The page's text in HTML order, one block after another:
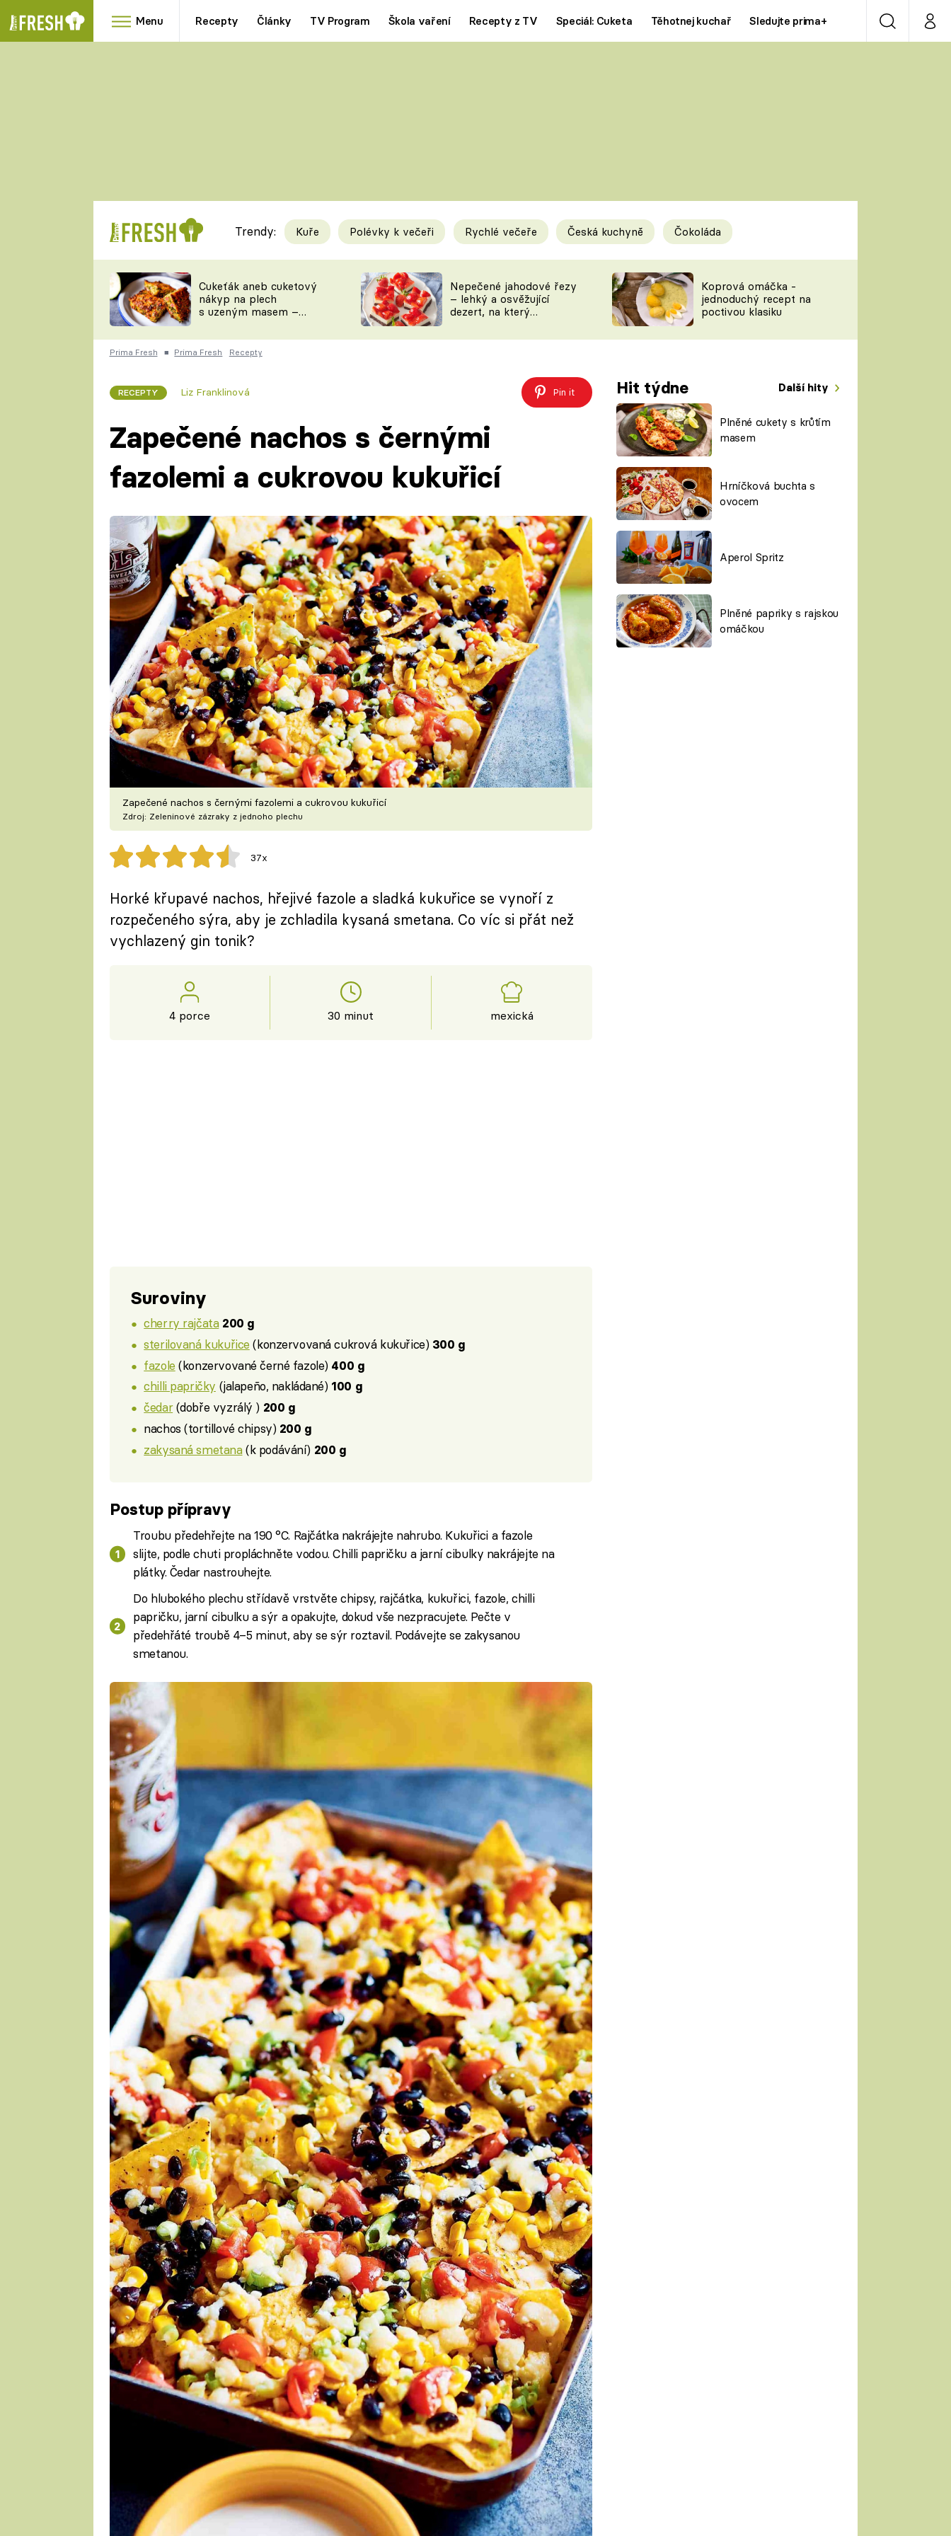
Menu Recepty Články TV Program Škola vaření Recepty z TV Speciál: Cuketa Těhotnej kuchař Sledujte prima+ VyhledáváníMůj
RYCHLOVKY
Videorecepty
TEĎ VAŘÍ ŠÉF!
ČESKO NA TALÍŘI
KUCHAŘKA
Tipy a triky
KAM ZA JÍDLEM
VYCHYTÁVKY
Novinky
ŠÉFREDAKTORKY
ČASOPIS
Prima LAJK
Sledujte nás
Trendy: Kuře Polévky k večeři Rychlé večeře Česká kuchyně Čokoláda
Cukeťák aneb cuketový
nákyp na plech
s uzeným masem –
zpracovat přerostlé
cukety
Nepečené jahodové řezy
– lehký a osvěžující
dezert, na který
Koprová omáčka -
jednoduchý recept na
poctivou klasiku
Prima Fresh ■ Prima Fresh Recepty
RECEPTY Liz Franklinová Pin it Hit týdne Další hity
Plněné cukety s krůtím
masem
Hrníčková buchta s
ovocem
Aperol Spritz
Plněné papriky s rajskou
omáčkou
Zapečené nachos s černými
fazolemi a cukrovou kukuřicí
Zapečené nachos s černými fazolemi a cukrovou kukuřicí
Zdroj: Zeleninové zázraky z jednoho plechu
37x
Horké křupavé nachos, hřejivé fazole a sladká kukuřice se vynoří z
rozpečeného sýra, aby je zchladila kysaná smetana. Co víc si přát než
vychlazený gin tonik?
4 porce 30 minut mexická
Suroviny
cherry rajčata 200 g
sterilovaná kukuřice (konzervovaná cukrová kukuřice) 300 g
fazole (konzervované černé fazole) 400 g
chilli papričky (jalapeño, nakládané) 100 g
čedar(dobře vyzrálý ) 200 g
nachos (tortillové chipsy) 200 g
zakysaná smetana(k podávání) 200 g
Postup přípravy
Troubu předehřejte na 190 °C. Rajčátka nakrájejte nahrubo. Kukuřici a fazole
slijte, podle chuti propláchněte vodou. Chilli papričku a jarní cibulky nakrájejte na
plátky. Čedar nastrouhejte.
Do hlubokého plechu střídavě vrstvěte chipsy, rajčátka, kukuřici, fazole, chilli
papričku, jarní cibulku a sýr a opakujte, dokud vše nezpracujete. Pečte v
předehřáté troubě 4–5 minut, aby se sýr roztavil. Podávejte se zakysanou
smetanou.